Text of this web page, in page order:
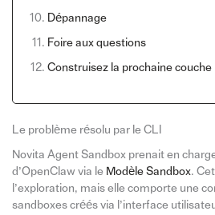
Dépannage
Foire aux questions
Construisez la prochaine couche
Le problème résolu par le CLI
Novita Agent Sandbox prenait en
d’OpenClaw via le Modèle Sandbox.
l’exploration, mais elle comporte une
sandboxes créés via l’interface